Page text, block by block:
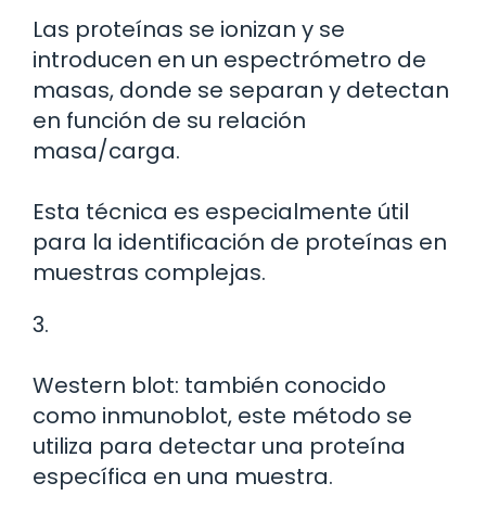
Las proteínas se ionizan y se
introducen en un espectrómetro de
masas, donde se separan y detectan
en función de su relación
masa/carga.
Esta técnica es especialmente útil
para la identificación de proteínas en
muestras complejas.
3.
Western blot: también conocido
como inmunoblot, este método se
utiliza para detectar una proteína
específica en una muestra.